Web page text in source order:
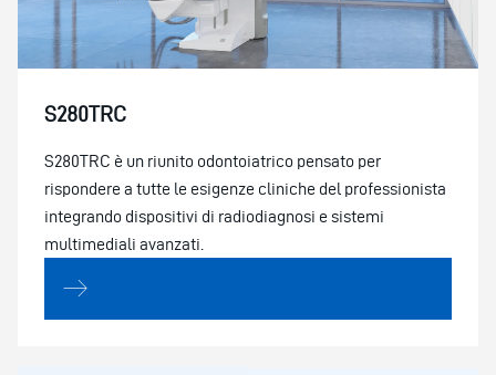
S280TRC
S280TRC è un riunito odontoiatrico pensato per
rispondere a tutte le esigenze cliniche del professionista
integrando dispositivi di radiodiagnosi e sistemi
multimediali avanzati.